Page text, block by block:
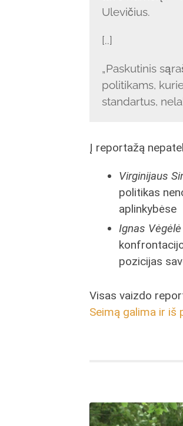
Ulevičius.
[..]
„Paskutinis
politikams,
standartus,
Į reportažą
Virginijaus
politikas
aplinkybėse
Ignas Vėgėlė
pozicijas
Visas vaizdo
Seimą galima ir iš